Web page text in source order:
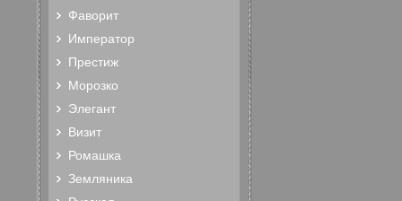
Фаворит
Император
Престиж
Морозко
Элегант
Визит
Ромашка
Земляника